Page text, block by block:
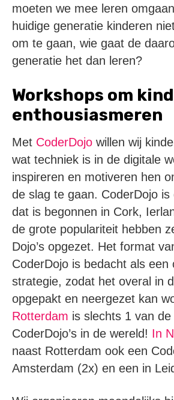
moeten we mee leren
huidige generatie kinderen
om te gaan, wie gaat de
generatie het dan leren?
Workshops om
enthousiasmeren
Met CoderDojo willen wij
wat techniek is in de digitale
inspireren en motiveren hen
de slag te gaan. CoderDojo is
dat is begonnen in Cork,
de grote populariteit hebben
Dojo’s opgezet. Het format
CoderDojo is bedacht als een
strategie, zodat het overal in
opgepakt en neergezet kan
Rotterdam is slechts 1 van
CoderDojo’s in de wereld! In
naast Rotterdam ook een
Amsterdam (2x) en een in